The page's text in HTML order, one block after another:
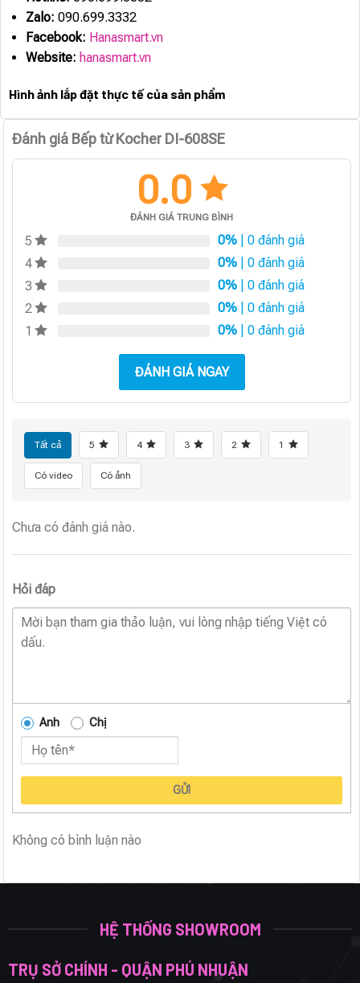
Zalo: 090.699.3332
Facebook: Hanasmart.vn
Website: hanasmart.vn
Hình ảnh lắp đặt thực tế của sản phẩm
Đánh giá Bếp từ Kocher DI-608SE
0.0
ĐÁNH GIÁ TRUNG BÌNH
5 0% | 0 đánh giá
4
0% | 0 đánh giá
3
0% | 0 đánh giá
2
0% | 0 đánh giá
1
0% | 0 đánh giá
ĐÁNH GIÁ NGAY
Tất cả 5 4 3 2 1
Có video Có ảnh
Chưa có đánh giá nào.
Hỏi đáp
Anh Chị
GỬI
Không có bình luận nào
HỆ THỐNG SHOWROOM
TRỤ SỞ CHÍNH - QUẬN PHÚ NHUẬN